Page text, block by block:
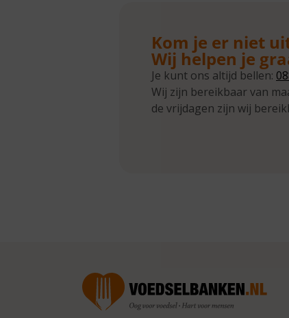
Kom je er niet
Wij helpen je
Je kunt ons altijd bellen:
Wij zijn bereikbaar van
de vrijdagen zijn wij